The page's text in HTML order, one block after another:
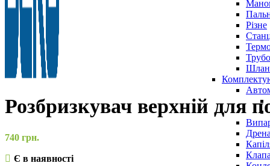
Різне
Розбризкувач верхній для
740 грн.
Є в наявності